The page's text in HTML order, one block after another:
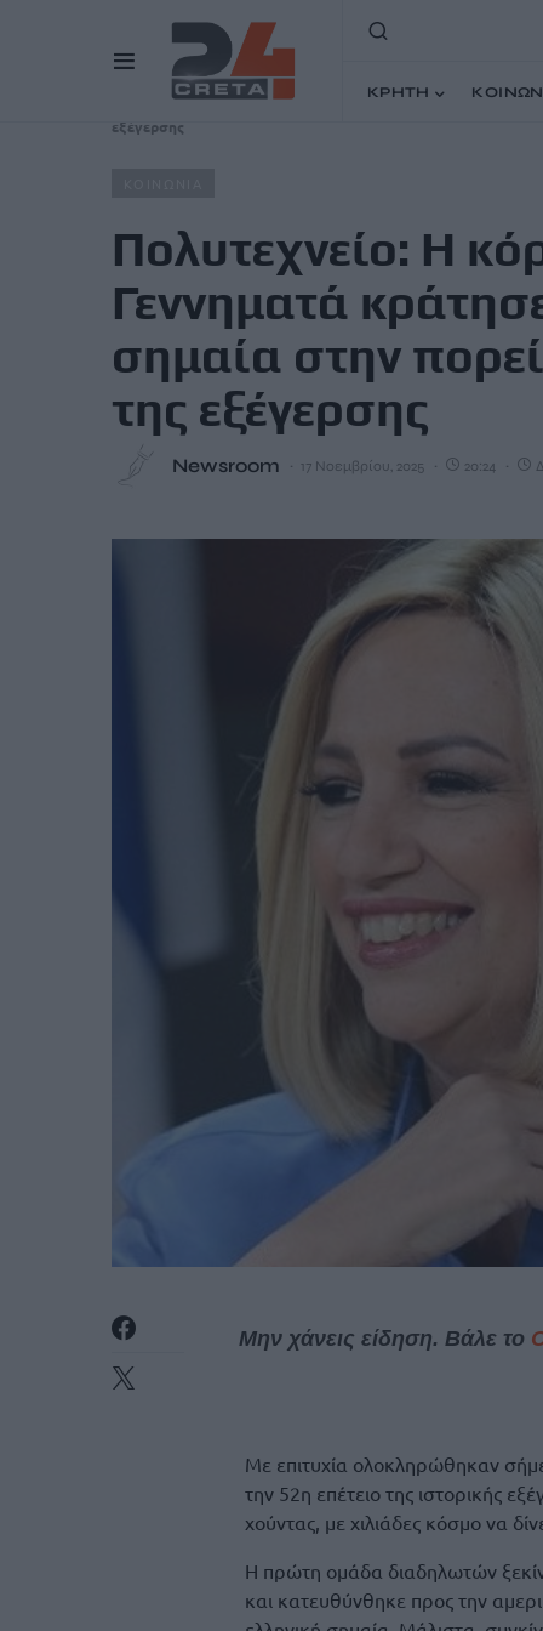
ΚΡΗΤΗ
Άρθρα
Πολυτεχνείο: Η κόρη της Φώφης
εξέγερσης
Πολυτεχνείο: Η
Γεννηματά
σημαία στην
της εξέγερσης
Newsroom 17 Νοεμβρίου, 2025 20:24
Μην χάνεις είδηση. Βάλε το
Με επιτυχία ολοκληρώθηκαν
την 52η επέτειο της ιστορικής
χούντας, με χιλιάδες κόσμο να
Η πρώτη ομάδα διαδηλωτών
και κατευθύνθηκε προς την